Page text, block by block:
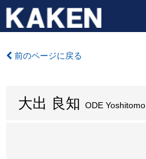
前のページに戻る
大出 良知 ODE Yoshitomo